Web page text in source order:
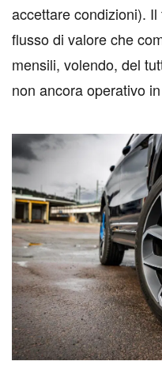
accettare condizioni).
flusso di valore che
mensili, volendo, del
non ancora operativo